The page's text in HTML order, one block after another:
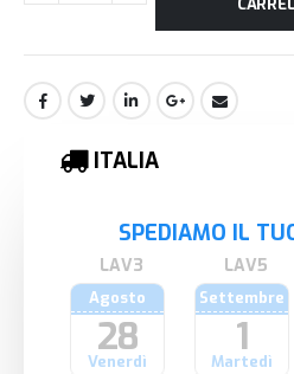
ITALIA
SPEDIAMO IL
Venerdì
Agosto
28
Martedì
Settembre
1